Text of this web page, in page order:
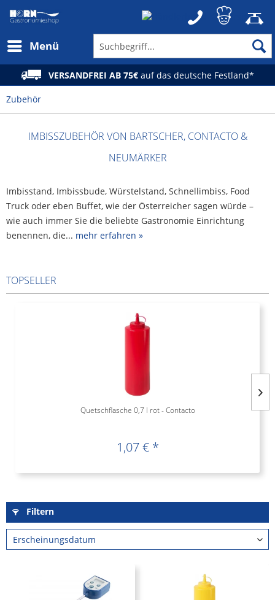
Menü
VERSANDFREI AB 75€ auf das deutsche Festland*
Zubehör
IMBISSZUBEHÖR VON BARTSCHER, CONTACTO &
NEUMÄRKER
Imbisstand, Imbissbude, Würstelstand, Schnellimbiss, Food
Truck oder eben Buffet, wie der Österreicher sagen würde –
wie auch immer Sie die beliebte Gastronomie Einrichtung
benennen, die... mehr erfahren »
TOPSELLER
Quetschflasche 0,7 l rot - Contacto
1,07 € *
Filtern